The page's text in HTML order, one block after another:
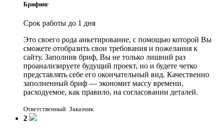
Брифинг
Срок работы до 1 дня
Это своего рода анкетирование, с помощью которой Вы
сможете отобразить свои требования и пожелания к
сайту. Заполнив бриф, Вы не только лишний раз
проанализируете будущий проект, но и будете четко
представлять себе его окончательный вид. Качественно
заполненный бриф — экономит массу времени,
расходуемое, как правило, на согласовании деталей.
Ответственный: Заказчик
2